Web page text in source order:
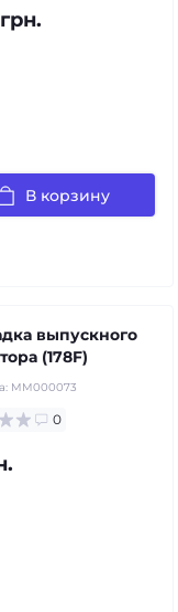
В корзину
выпускного
(178F)
MM000073
0